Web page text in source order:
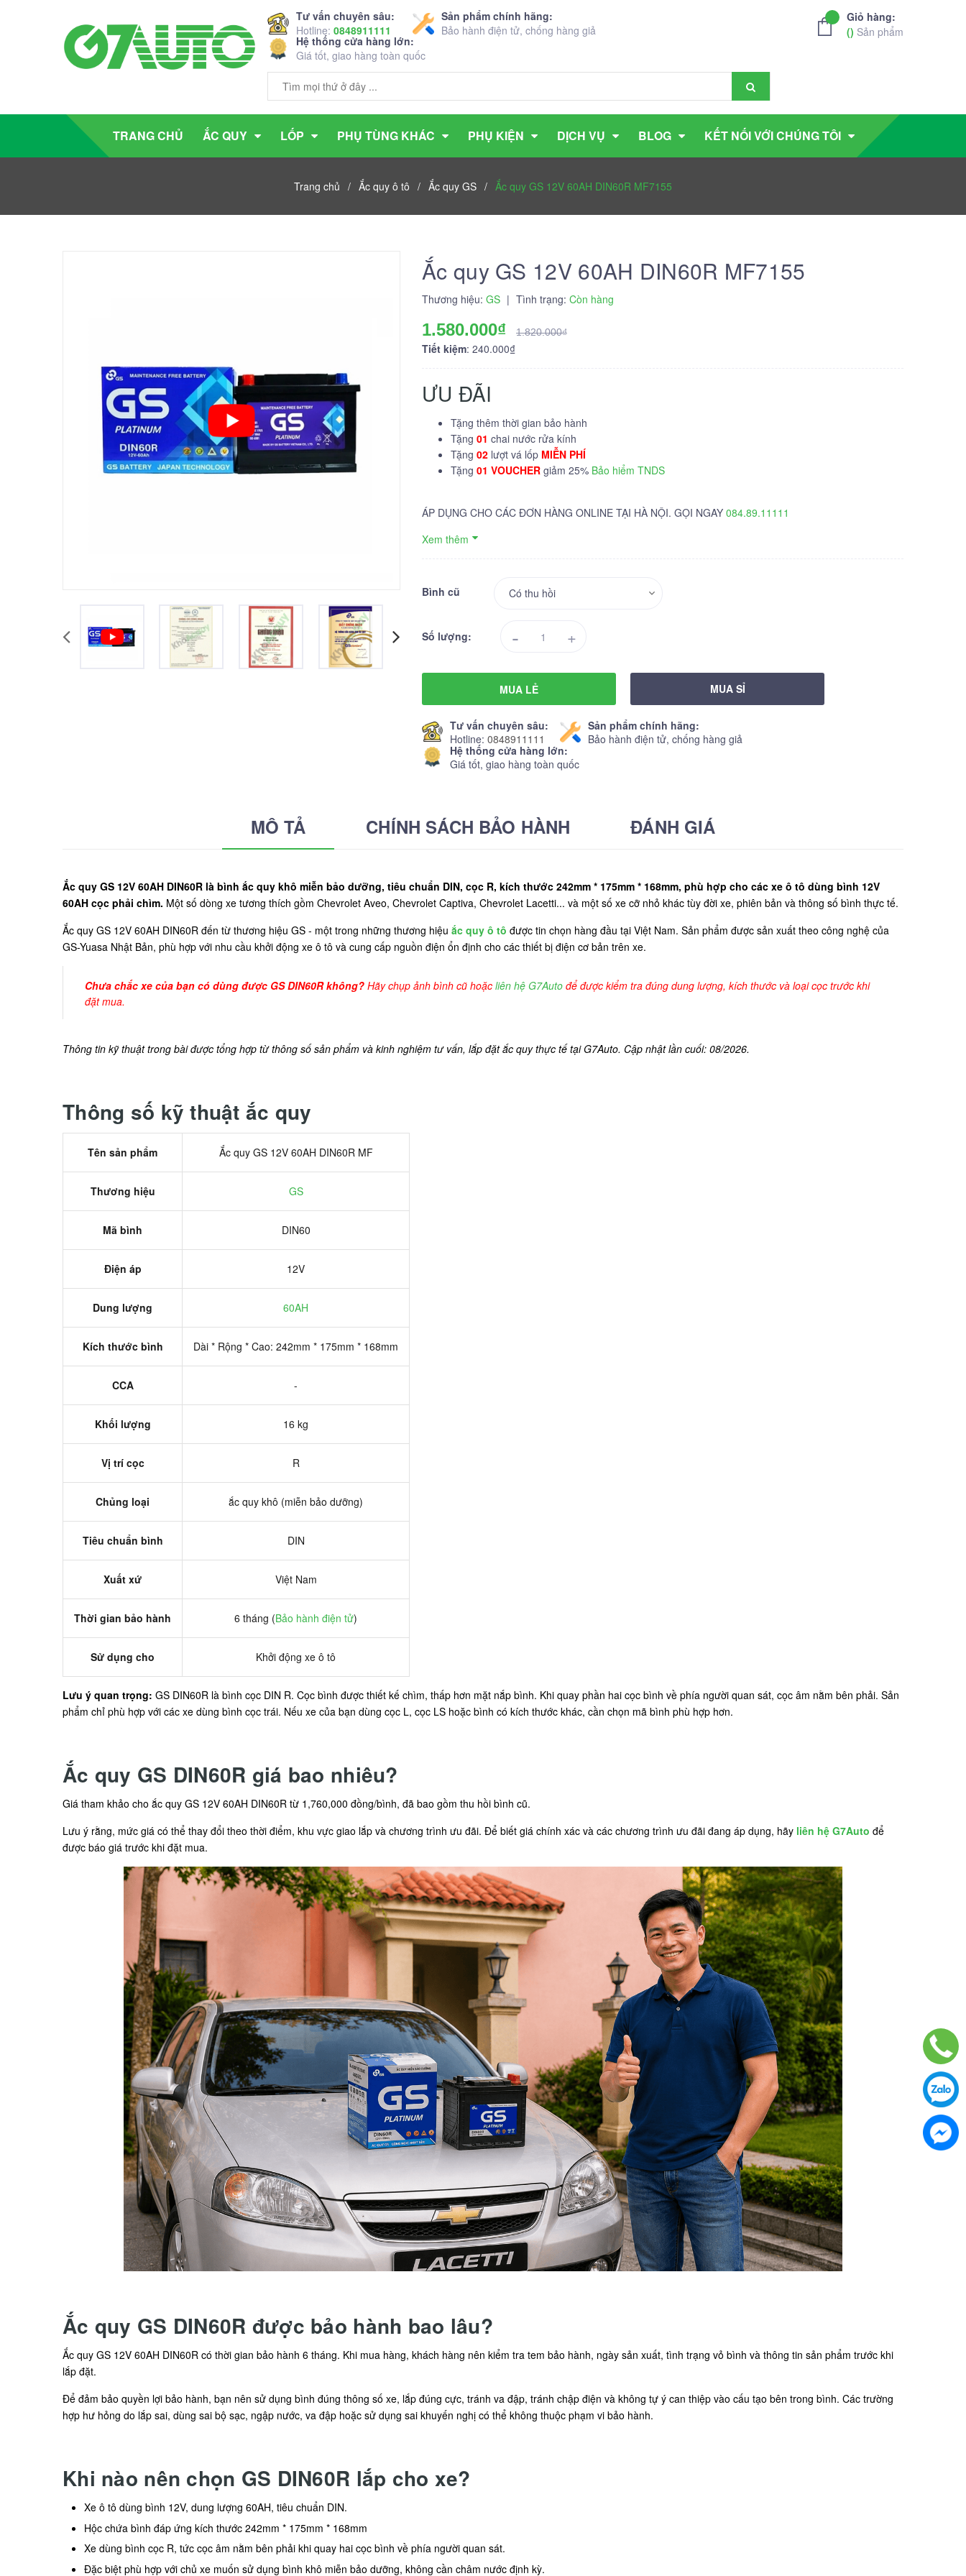
Tư vấn chuyên sâu:
Hotline: 0848911111
Sản phẩm chính hãng:
Bảo hành điện tử, chống hàng giả
Hệ thống cửa hàng lớn:
Giá tốt, giao hàng toàn quốc
Giỏ hàng:
() Sản phẩm
TRANG CHỦ ẮC QUY LỐP PHỤ TÙNG KHÁC PHỤ KIỆN DỊCH VỤ BLOG KẾT NỐI VỚI CHÚNG TÔI
Trang chủ / Ắc quy ô tô / Ắc quy GS / Ắc quy GS 12V 60AH DIN60R MF7155
Ắc quy GS 12V 60AH DIN60R MF7155
Thương hiệu: GS | Tình trạng: Còn hàng
1.580.000₫ 1.820.000₫
Tiết kiệm: 240.000₫
ƯU ĐÃI
Tặng thêm thời gian bảo hành
Tặng 01 chai nước rửa kính
Tặng 02 lượt vá lốp MIỄN PHÍ
Tặng 01 VOUCHER giảm 25% Bảo hiểm TNDS
ÁP DỤNG CHO CÁC ĐƠN HÀNG ONLINE TẠI HÀ NỘI. GỌI NGAY 084.89.11111
Xem thêm
Bình cũ
Số lượng: - +
MUA LẺ MUA SỈ
Tư vấn chuyên sâu:
Hotline: 0848911111
Sản phẩm chính hãng:
Bảo hành điện tử, chống hàng giả
Hệ thống cửa hàng lớn:
Giá tốt, giao hàng toàn quốc
MÔ TẢ CHÍNH SÁCH BẢO HÀNH ĐÁNH GIÁ
Ắc quy GS 12V 60AH DIN60R là bình ắc quy khô miễn bảo dưỡng, tiêu chuẩn DIN, cọc R, kích thước 242mm * 175mm * 168mm, phù hợp cho các xe ô tô dùng bình 12V
60AH cọc phải chìm. Một số dòng xe tương thích gồm Chevrolet Aveo, Chevrolet Captiva, Chevrolet Lacetti... và một số xe cỡ nhỏ khác tùy đời xe, phiên bản và thông số bình thực tế.
Ắc quy GS 12V 60AH DIN60R đến từ thương hiệu GS - một trong những thương hiệu ắc quy ô tô được tin chọn hàng đầu tại Việt Nam. Sản phẩm được sản xuất theo công nghệ của
GS-Yuasa Nhật Bản, phù hợp với nhu cầu khởi động xe ô tô và cung cấp nguồn điện ổn định cho các thiết bị điện cơ bản trên xe.
Chưa chắc xe của bạn có dùng được GS DIN60R không? Hãy chụp ảnh bình cũ hoặc liên hệ G7Auto để được kiểm tra đúng dung lượng, kích thước và loại cọc trước khi
đặt mua.
Thông tin kỹ thuật trong bài được tổng hợp từ thông số sản phẩm và kinh nghiệm tư vấn, lắp đặt ắc quy thực tế tại G7Auto. Cập nhật lần cuối: 08/2026.
Thông số kỹ thuật ắc quy
Tên sản phẩm Ắc quy GS 12V 60AH DIN60R MF
Thương hiệu GS
Mã bình DIN60
Điện áp 12V
Dung lượng 60AH
Kích thước bình Dài * Rộng * Cao: 242mm * 175mm * 168mm
CCA -
Khối lượng 16 kg
Vị trí cọc R
Chủng loại ắc quy khô (miễn bảo dưỡng)
Tiêu chuẩn bình DIN
Xuất xứ Việt Nam
Thời gian bảo hành 6 tháng (Bảo hành điện tử)
Sử dụng cho Khởi động xe ô tô
Lưu ý quan trọng: GS DIN60R là bình cọc DIN R. Cọc bình được thiết kế chìm, thấp hơn mặt nắp bình. Khi quay phần hai cọc bình về phía người quan sát, cọc âm nằm bên phải. Sản
phẩm chỉ phù hợp với các xe dùng bình cọc trái. Nếu xe của bạn dùng cọc L, cọc LS hoặc bình có kích thước khác, cần chọn mã bình phù hợp hơn.
Ắc quy GS DIN60R giá bao nhiêu?
Giá tham khảo cho ắc quy GS 12V 60AH DIN60R từ 1,760,000 đồng/bình, đã bao gồm thu hồi bình cũ.
Lưu ý rằng, mức giá có thể thay đổi theo thời điểm, khu vực giao lắp và chương trình ưu đãi. Để biết giá chính xác và các chương trình ưu đãi đang áp dụng, hãy liên hệ G7Auto để
được báo giá trước khi đặt mua.
Ắc quy GS DIN60R được bảo hành bao lâu?
Ắc quy GS 12V 60AH DIN60R có thời gian bảo hành 6 tháng. Khi mua hàng, khách hàng nên kiểm tra tem bảo hành, ngày sản xuất, tình trạng vỏ bình và thông tin sản phẩm trước khi
lắp đặt.
Để đảm bảo quyền lợi bảo hành, bạn nên sử dụng bình đúng thông số xe, lắp đúng cực, tránh va đập, tránh chập điện và không tự ý can thiệp vào cấu tạo bên trong bình. Các trường
hợp hư hỏng do lắp sai, dùng sai bộ sạc, ngập nước, va đập hoặc sử dụng sai khuyến nghị có thể không thuộc phạm vi bảo hành.
Khi nào nên chọn GS DIN60R lắp cho xe?
Xe ô tô dùng bình 12V, dung lượng 60AH, tiêu chuẩn DIN.
Hộc chứa bình đáp ứng kích thước 242mm * 175mm * 168mm
Xe dùng bình cọc R, tức cọc âm nằm bên phải khi quay hai cọc bình về phía người quan sát.
Đặc biệt phù hợp với chủ xe muốn sử dụng bình khô miễn bảo dưỡng, không cần châm nước định kỳ.